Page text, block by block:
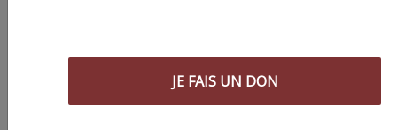
une information engagée et de
qualité nécessite du temps et de
JE FAIS UN DON